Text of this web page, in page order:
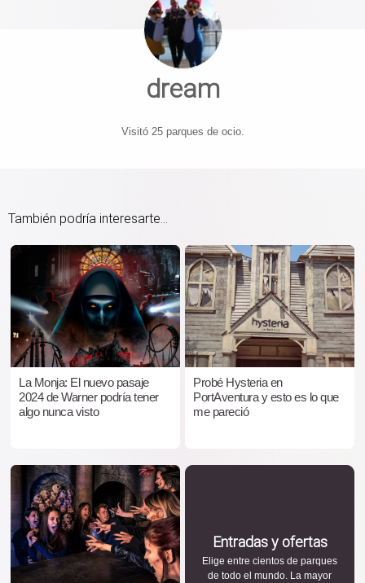
dream
Visitó 25 parques de ocio.
También podría interesarte...
La Monja: El nuevo pasaje
2024 de Warner podría tener
algo nunca visto
Probé Hysteria en
PortAventura y esto es lo que
me pareció
Entradas y ofertas
Elige entre cientos de parques
de todo el mundo. La mayor